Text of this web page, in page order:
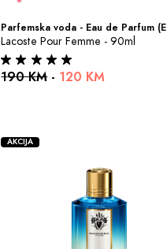
Parfemska voda - Eau de Parfum
Lacoste Pour Femme - 90ml
190 KM- 120 KM
AKCIJA